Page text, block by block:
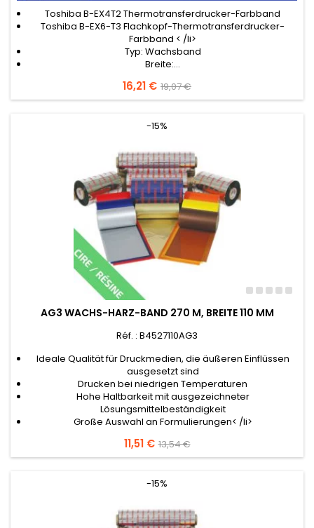
Toshiba B-EX4T2 Thermotransferdrucker-Farbband
Toshiba B-EX6-T3 Flachkopf-Thermotransferdrucker-
Farbband < /li>
Typ: Wachsband
Breite:...
Preis
16,21 € Verkaufspreis
19,07 €
-15%
AG3 WACHS-HARZ-BAND 270 M, BREITE 110 MM
Réf. : B4527110AG3
Ideale Qualität für Druckmedien, die äußeren Einflüssen
ausgesetzt sind
Drucken bei niedrigen Temperaturen
Hohe Haltbarkeit mit ausgezeichneter
Lösungsmittelbeständigkeit
Große Auswahl an Formulierungen< /li>
Preis
11,51 € Verkaufspreis
13,54 €
-15%